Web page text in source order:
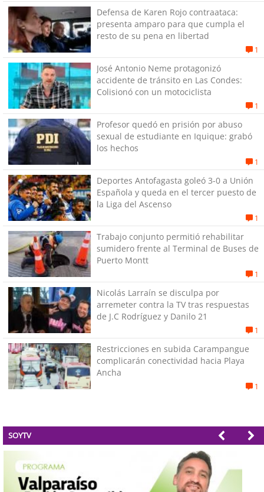
Defensa de Karen Rojo contraataca:
presenta amparo para que cumpla el
resto de su pena en libertad
1
José Antonio Neme protagonizó
accidente de tránsito en Las Condes:
Colisionó con un motociclista
1
Profesor quedó en prisión por abuso
sexual de estudiante en Iquique: grabó
los hechos
1
Deportes Antofagasta goleó 3-0 a Unión
Española y queda en el tercer puesto de
la Liga del Ascenso
1
Trabajo conjunto permitió rehabilitar
sumidero frente al Terminal de Buses de
Puerto Montt
1
Nicolás Larraín se disculpa por
arremeter contra la TV tras respuestas
de J.C Rodríguez y Danilo 21
1
Restricciones en subida Carampangue
complicarán conectividad hacia Playa
Ancha
1
SOYTV